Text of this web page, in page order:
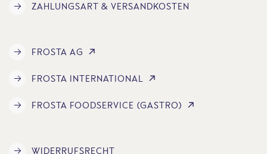
ZAHLUNGSART & VERSANDKOSTEN
FROSTA AG
FROSTA INTERNATIONAL
FROSTA FOODSERVICE (GASTRO)
WIDERRUFSRECHT